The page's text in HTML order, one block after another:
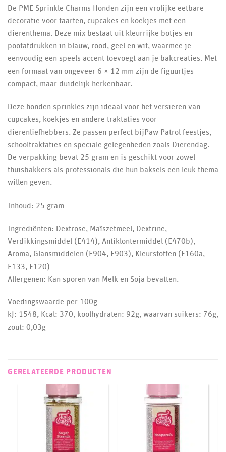
De PME Sprinkle Charms Honden zijn een vrolijke eetbare
decoratie voor taarten, cupcakes en koekjes met een
dierenthema. Deze mix bestaat uit kleurrijke botjes en
pootafdrukken in blauw, rood, geel en wit, waarmee je
eenvoudig een speels accent toevoegt aan je bakcreaties. Met
een formaat van ongeveer 6 × 12 mm zijn de figuurtjes
compact, maar duidelijk herkenbaar.
Deze honden sprinkles zijn ideaal voor het versieren van
cupcakes, koekjes en andere traktaties voor
dierenliefhebbers. Ze passen perfect bijPaw Patrol feestjes,
schooltraktaties en speciale gelegenheden zoals Dierendag.
De verpakking bevat 25 gram en is geschikt voor zowel
thuisbakkers als professionals die hun baksels een leuk thema
willen geven.
Inhoud: 25 gram
Ingrediënten: Dextrose, Maïszetmeel, Dextrine,
Verdikkingsmiddel (E414), Antiklontermiddel (E470b),
Aroma, Glansmiddelen (E904, E903), Kleurstoffen (E160a,
E133, E120)
Allergenen: Kan sporen van Melk en Soja bevatten.
Voedingswaarde per 100g
kJ: 1548, Kcal: 370, koolhydraten: 92g, waarvan suikers: 76g,
zout: 0,03g
GERELATEERDE PRODUCTEN